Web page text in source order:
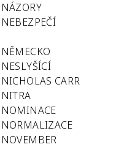
NÁZORY
NEBEZPEČÍ
NĚMECKO
NESLYŠÍCÍ
NICHOLAS CARR
NITRA
NOMINACE
NORMALIZACE
NOVEMBER